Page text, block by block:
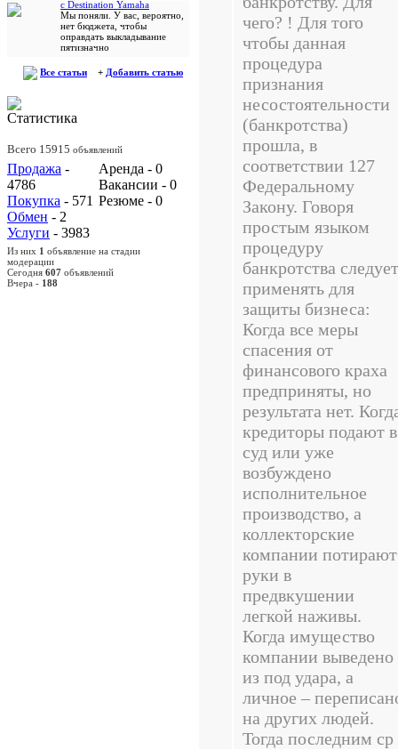
с Destination Yamaha
Мы поняли. У вас, вероятно,
нет бюджета, чтобы
оправдать выкладывание
пятизначно
Все статьи + Добавить статью
Статистика
Всего 15915 объявлений
Продажа -
4786
Покупка - 571
Обмен - 2
Услуги - 3983
Аренда - 0
Вакансии - 0
Резюме - 0
Из них 1 объявление на стадии
модерации
Сегодня 607 объявлений
Вчера - 188
чего? ! Для того
чтобы данная
процедура
признания
несостоятельности
(банкротства)
прошла, в
соответствии 127
Федеральному
Закону. Говоря
простым языком
процедуру
банкротства следует
применять для
защиты бизнеса:
Когда все меры
спасения от
финансового краха
предприняты, но
результата нет.
кредиторы подают в
суд или уже
возбуждено
исполнительное
производство, а
коллекторские
компании потирают
руки в
предвкушении
легкой наживы.
Когда имущество
компании выведено
из под удара, а
личное –
на других людей.
Тогда последним ср